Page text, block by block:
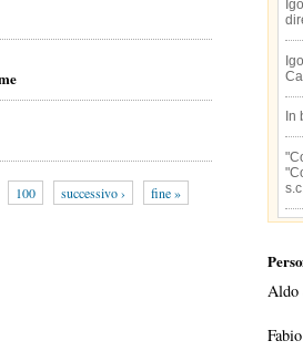
100 successivo › fine »
In
Aldo